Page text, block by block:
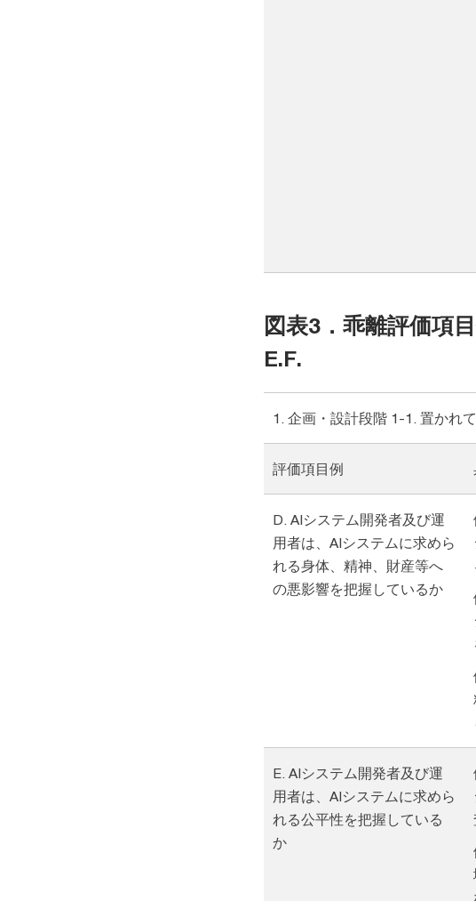
図表3．乖離評価項
E.F.
1. 企画・設計段階 1-1. 置かれ
評価項目例
D. AIシステム開発者及び運
用者は、AIシステムに求めら
れる身体、精神、財産等へ
の悪影響を把握しているか
E. AIシステム開発者及び運
用者は、AIシステムに求めら
れる公平性を把握している
か